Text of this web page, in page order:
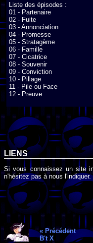
Liste des épisodes :
01 - Partenaire
02 - Fuite
03 - Annonciation
04 - Promesse
05 - Stratagème
06 - Famille
07 - Cicatrice
08 - Souvenir
09 - Conviction
10 - Pillage
11 - Pile ou Face
12 - Preuve
LIENS
Si vous connaissez un site
n'hésitez pas à nous l'indiquer.
« Précédent
B't X